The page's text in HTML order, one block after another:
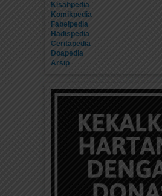
Kisahpedia
Komikpedia
Fabelpedia
Hadispedia
Ceritapedia
Doapedia
Arsip